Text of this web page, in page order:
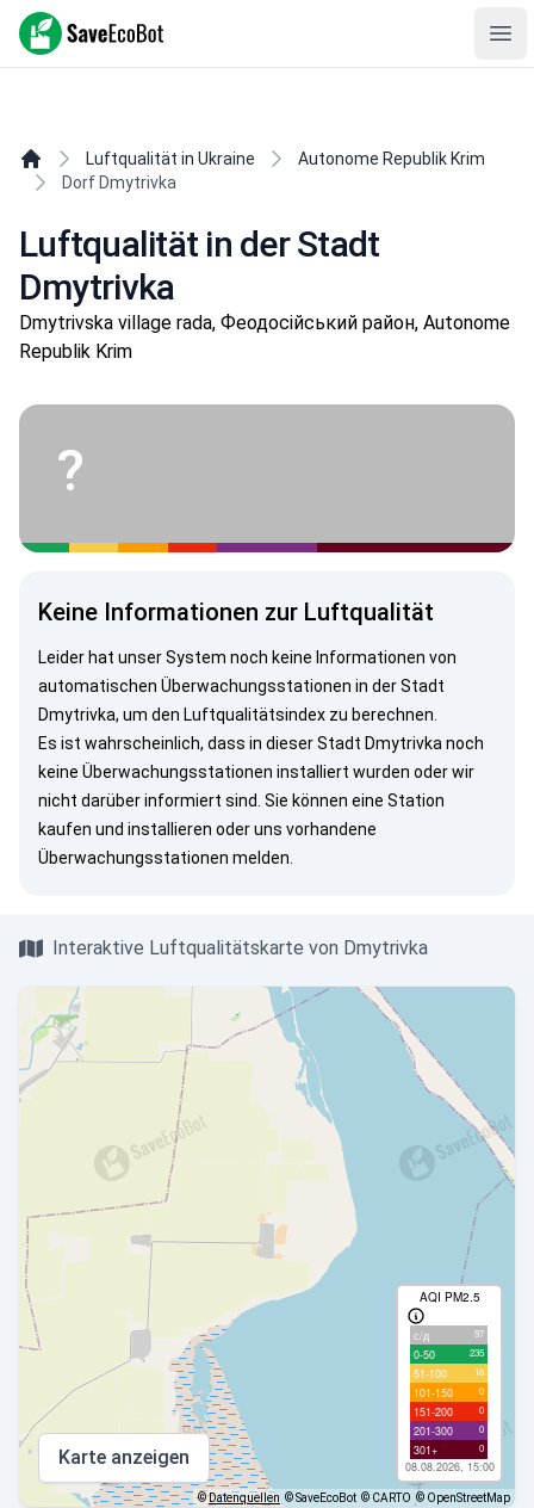
SaveEcoBot
Luftqualität in Ukraine
Autonome Republik Krim
Dorf Dmytrivka
Luftqualität in der Stadt
Dmytrivka
Dmytrivska village rada, Феодосійський район, Autonome
Republik Krim
?
Keine Informationen zur Luftqualität
Leider hat unser System noch keine Informationen von
automatischen Überwachungsstationen in der Stadt
Dmytrivka, um den Luftqualitätsindex zu berechnen.
Es ist wahrscheinlich, dass in dieser Stadt Dmytrivka noch
keine Überwachungsstationen installiert wurden oder wir
nicht darüber informiert sind. Sie können eine Station
kaufen und installieren oder uns vorhandene
Überwachungsstationen melden.
Interaktive Luftqualitätskarte von Dmytrivka
AQI PM2.5
с/д 97
0-50 235
51-100 18
101-150 0
151-200 0
201-300 0
301+ 0
08.08.2026, 15:00
Karte anzeigen
©Datenquellen © SaveEcoBot © CARTO © OpenStreetMap